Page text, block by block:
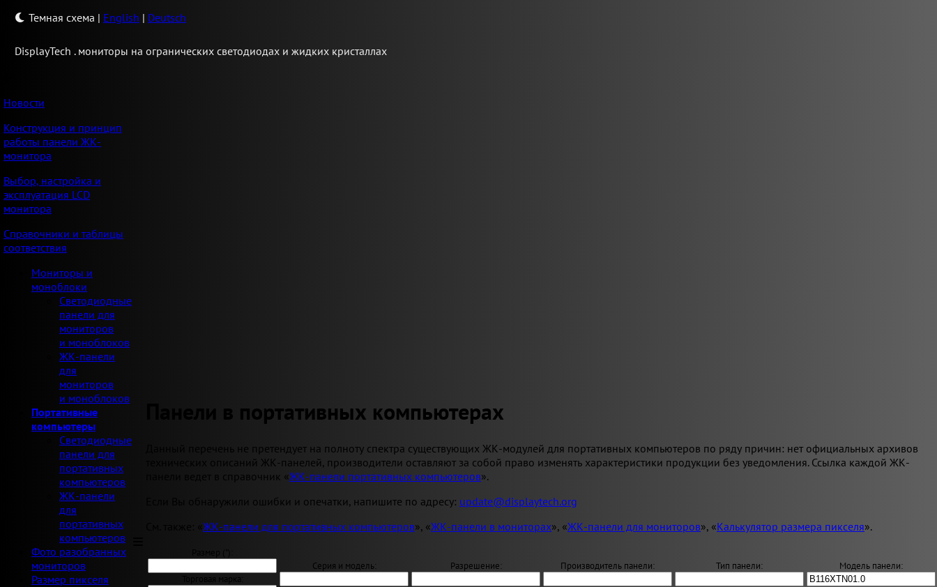
Темная схема | English | Deutsch
DisplayTech . мониторы на огранических светодиодах и жидких кристаллах
Новости
Конструкция и принцип
работы панели ЖК-
монитора
Выбор, настройка и
эксплуатация LCD
монитора
Справочники и таблицы
соответствия
Мониторы и
моноблоки
Светодиодные
панели для
мониторов
и моноблоков
ЖК-панели
для
мониторов
и моноблоков
Портативные
компьютеры
Светодиодные
панели для
портативных
компьютеров
ЖК-панели
для
портативных
компьютеров
Фото разобранных
мониторов
Размер пикселя
Панели в портативных компьютерах
Данный перечень не претендует на полноту спектра существующих ЖК-модулей для портативных компьютеров по ряду причин: нет официальных архивов
технических описаний ЖК-панелей, производители оставляют за собой право изменять характеристики продукции без уведомления. Ссылка каждой ЖК-
панели ведет в справочник «ЖК-панели портативных компьютеров».
Если Вы обнаружили ошибки и опечатки, напишите по адресу: update@displaytech.org
ЖК-панели для портативных компьютеров», «ЖК-панели в мониторах», «ЖК-панели для мониторов», «Калькулятор размера пикселя».
Торговая марка:
Серия и модель: Разрешение: Производитель панели: Тип панели: Модель панели: